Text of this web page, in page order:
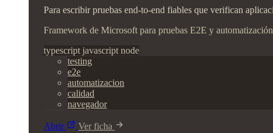
Para escribir pruebas end-to-end fiables que verifican
Framework de Microsoft para pruebas E2E y
typescriptjavascriptnode
testing
e2e
automatizacion
calidad
navegador
Abrir Ver ficha